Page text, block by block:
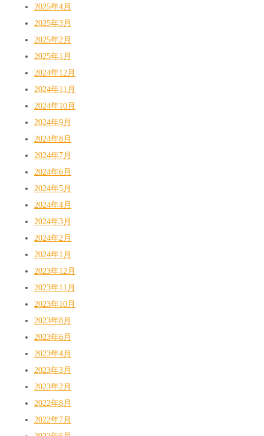
2025年4月
2025年3月
2025年2月
2025年1月
2024年12月
2024年11月
2024年10月
2024年9月
2024年8月
2024年7月
2024年6月
2024年5月
2024年4月
2024年3月
2024年2月
2024年1月
2023年12月
2023年11月
2023年10月
2023年8月
2023年6月
2023年4月
2023年3月
2023年2月
2022年8月
2022年7月